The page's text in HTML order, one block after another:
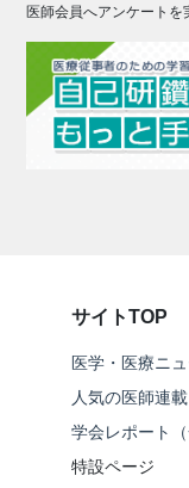
医師会員へアンケートを
サイトTOP
医学・医療ニュ
人気の医師連
学会レポート（
特設ページ